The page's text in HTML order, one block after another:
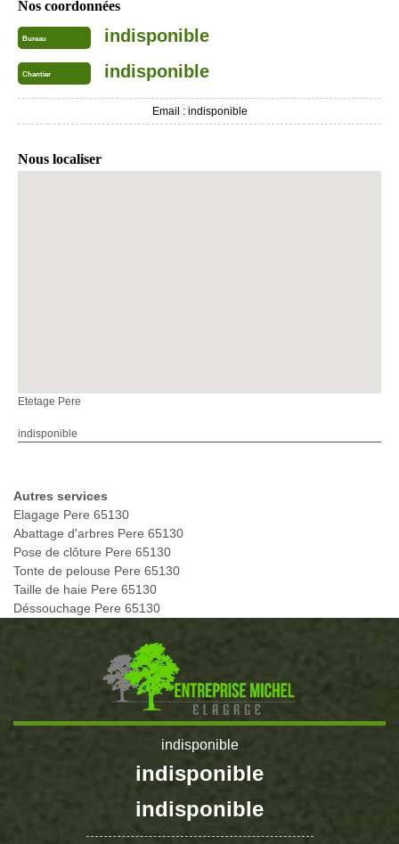
Nos coordonnées
Bureau indisponible
Chantier indisponible
Email : indisponible
Nous localiser
Etetage Pere
indisponible
Autres services
Elagage Pere 65130
Abattage d'arbres Pere 65130
Pose de clôture Pere 65130
Tonte de pelouse Pere 65130
Taille de haie Pere 65130
Déssouchage Pere 65130
indisponible
indisponible
indisponible